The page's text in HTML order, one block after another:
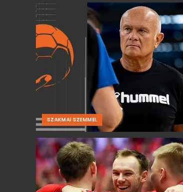
SZAKMAI SZEMMEL